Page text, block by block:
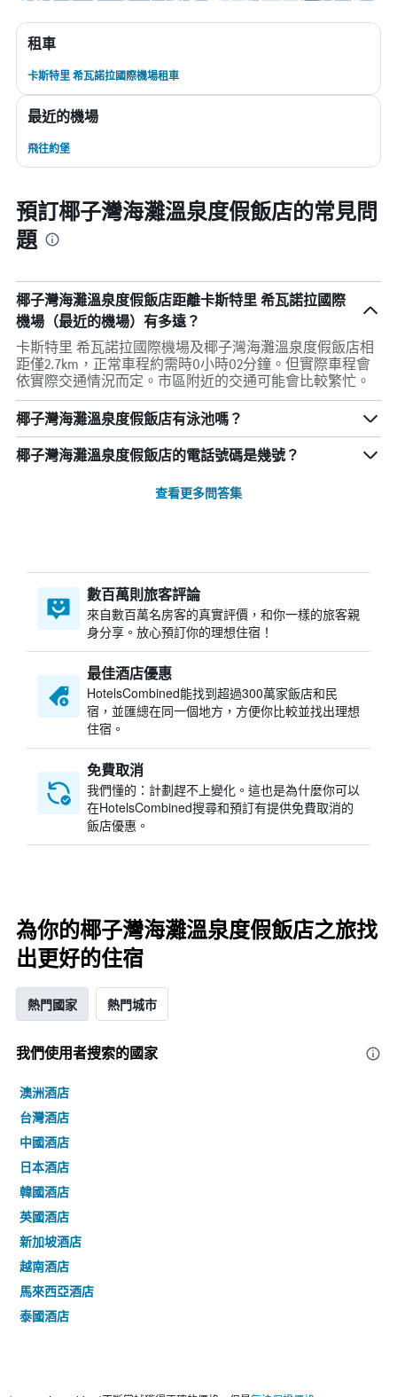
租車
卡斯特里 希瓦諾拉國際機場租車
最近的機場
飛往約堡
預訂椰子灣海灘溫泉度假飯店的常見問
題
椰子灣海灘溫泉度假飯店距離卡斯特里 希瓦諾拉國際
機場（最近的機場）有多遠？
卡斯特里 希瓦諾拉國際機場及椰子灣海灘溫泉度假飯店相
距僅2.7km，正常車程約需時0小時02分鐘。但實際車程會
依實際交通情況而定。市區附近的交通可能會比較繁忙。
椰子灣海灘溫泉度假飯店有泳池嗎？
椰子灣海灘溫泉度假飯店的電話號碼是幾號？
查看更多問答集
數百萬則旅客評論
來自數百萬名房客的真實評價，和你一樣的旅客親
身分享。放心預訂你的理想住宿！
最佳酒店優惠
HotelsCombined​能找到超過300萬家飯店和民
宿，並匯總在同一個地方，方便你比較並找出理想
住宿。
免費取消
我們懂的：計劃趕不上變化。這也是為什麼你可以
在HotelsCombined搜尋和預訂有提供免費取消的
飯店優惠。
為你的椰子灣海灘溫泉度假飯店之旅找
出更好的住宿
熱門國家 熱門城市
我們使用者搜索的國家
澳洲酒店
台灣酒店
中國酒店
日本酒店
韓國酒店
英國酒店
新加坡酒店
越南酒店
馬來西亞酒店
泰國酒店